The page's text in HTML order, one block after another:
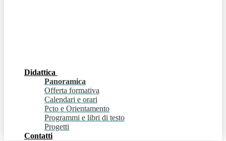
Didattica
Panoramica
Offerta formativa
Calendari e orari
Pcto e Orientamento
Programmi e libri di testo
Progetti
Contatti